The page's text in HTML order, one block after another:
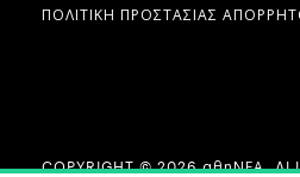
ΠΟΛΙΤΙΚΗ ΠΡΟΣΤΑΣΙΑΣ
COPYRIGHT © 2026 αθηΝΕΑ,